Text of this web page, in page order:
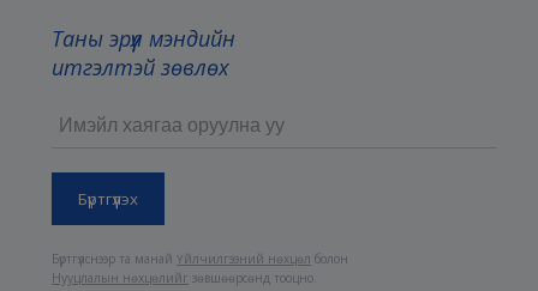
Таны эрүүл мэндийн
итгэлтэй зөвлөх
Бүртгүүлснээр та манайҮйлчилгээний нөхцөл болон
Нууцлалын нөхцөлийг зөвшөөрсөнд тооцно.